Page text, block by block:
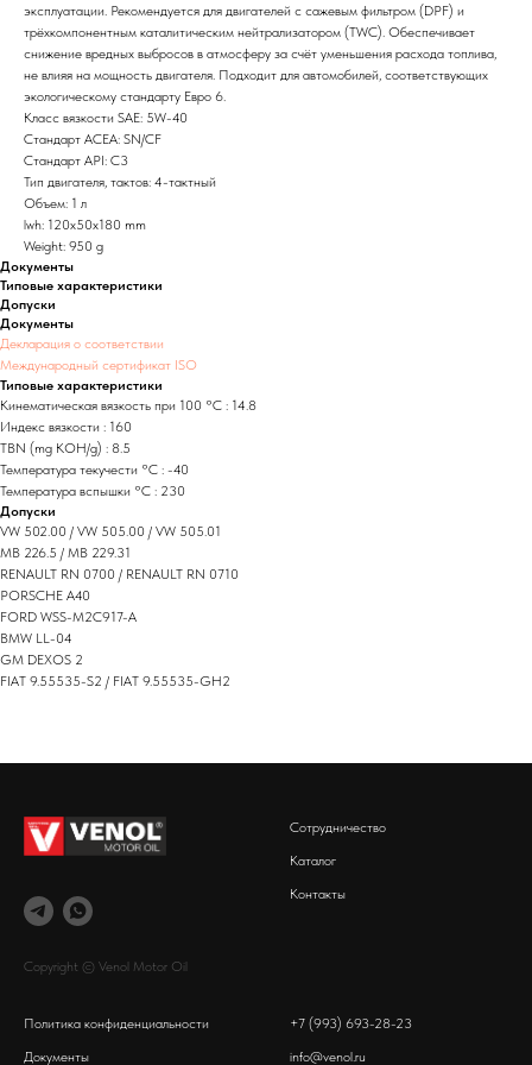
эксплуатации. Рекомендуется для двигателей с сажевым фильтром (DPF) и
трёхкомпонентным каталитическим нейтрализатором (TWC). Обеспечивает
снижение вредных выбросов в атмосферу за счёт уменьшения расхода топлива,
не влияя на мощность двигателя. Подходит для автомобилей, соответствующих
экологическому стандарту Евро 6.
Класс вязкости SAE: 5W-40
Стандарт ACEA: SN/CF
Стандарт API: C3
Тип двигателя, тактов: 4-тактный
Объем: 1 л
lwh: 120x50x180 mm
Weight: 950 g
Документы
Типовые характеристики
Допуски
Документы
Декларация о соответствии
Международный сертификат ISO
Типовые характеристики
Кинематическая вязкость при 100 °C : 14.8
Индекс вязкости : 160
TBN (mg KOH/g) : 8.5
Температура текучести °C : -40
Температура вспышки °C : 230
Допуски
VW 502.00 / VW 505.00 / VW 505.01
MB 226.5 / MB 229.31
RENAULT RN 0700 / RENAULT RN 0710
PORSCHE A40
FORD WSS-M2C917-A
BMW LL-04
GM DEXOS 2
FIAT 9.55535-S2 / FIAT 9.55535-GH2
Copyright © Venol Motor Oil
Сотрудничество
Каталог
Контакты
Политика конфиденциальности
Документы
+7 (993) 693-28-23
info@venol.ru